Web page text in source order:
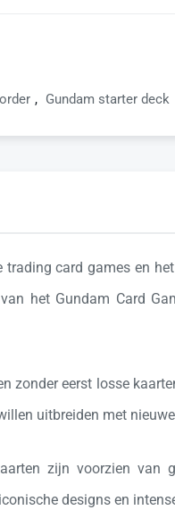
, Gundam starter deck
card games en
het Gundam Card
zonder eerst losse
uitbreiden met
zijn voorzien van
designs en